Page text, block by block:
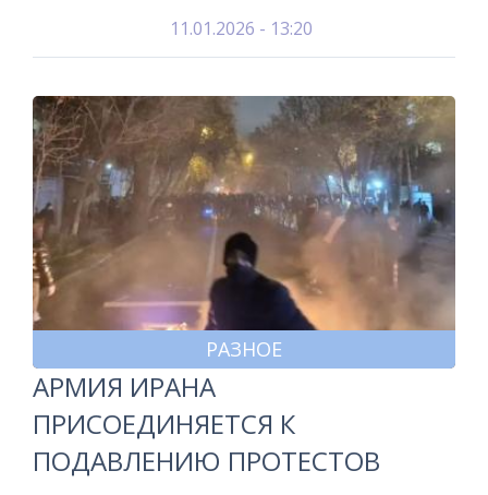
11.01.2026 - 13:20
РАЗНОЕ
АРМИЯ ИРАНА
ПРИСОЕДИНЯЕТСЯ К
ПОДАВЛЕНИЮ ПРОТЕСТОВ